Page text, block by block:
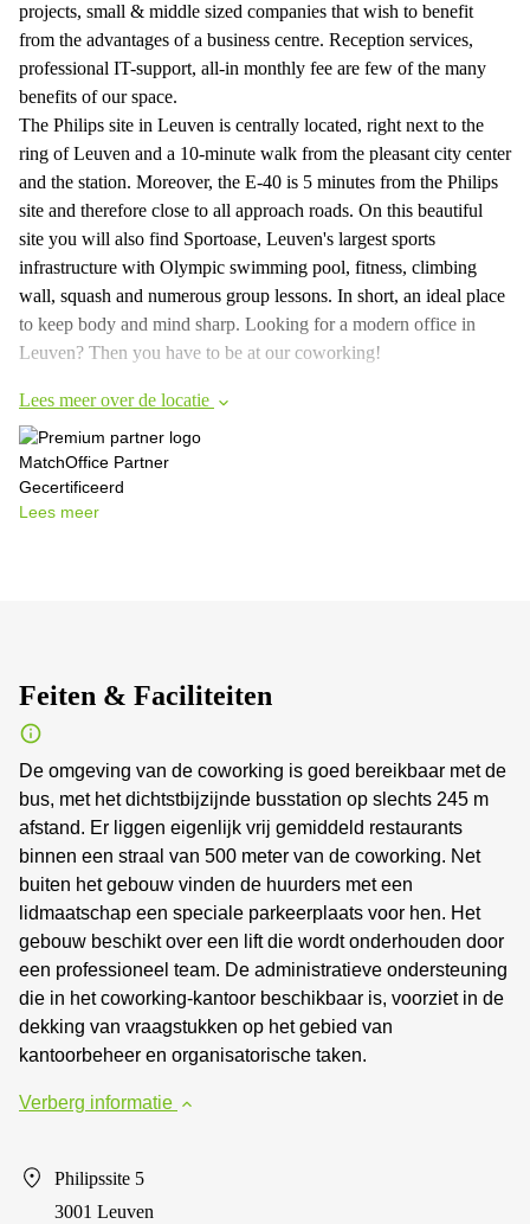
projects, small & middle sized companies that wish to benefit
from the advantages of a business centre. Reception services,
professional IT-support, all-in monthly fee are few of the many
benefits of our space.
The Philips site in Leuven is centrally located, right next to the
ring of Leuven and a 10-minute walk from the pleasant city center
and the station. Moreover, the E-40 is 5 minutes from the Philips
site and therefore close to all approach roads. On this beautiful
site you will also find Sportoase, Leuven's largest sports
infrastructure with Olympic swimming pool, fitness, climbing
wall, squash and numerous group lessons. In short, an ideal place
to keep body and mind sharp. Looking for a modern office in
Leuven? Then you have to be at our coworking!
Lees meer over de locatie
MatchOffice Partner
Gecertificeerd
Lees meer
Feiten & Faciliteiten
De omgeving van de coworking is goed bereikbaar met de
bus, met het dichtstbijzijnde busstation op slechts 245 m
afstand. Er liggen eigenlijk vrij gemiddeld restaurants
binnen een straal van 500 meter van de coworking. Net
buiten het gebouw vinden de huurders met een
lidmaatschap een speciale parkeerplaats voor hen. Het
gebouw beschikt over een lift die wordt onderhouden door
een professioneel team. De administratieve ondersteuning
die in het coworking-kantoor beschikbaar is, voorziet in de
dekking van vraagstukken op het gebied van
kantoorbeheer en organisatorische taken.
Verberg informatie
Philipssite 5
3001 Leuven